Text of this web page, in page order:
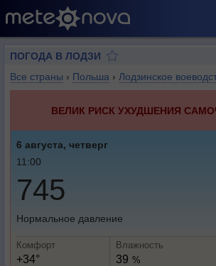
ПОГОДА В ЛОДЗИ
Все страны › Польша › Лодзинское
ВЕЛИК РИСК УХУДШЕНИЯ
6 августа, четверг
11:00
745
Нормальное давление
Комфорт
+34°
Влажность
39 %